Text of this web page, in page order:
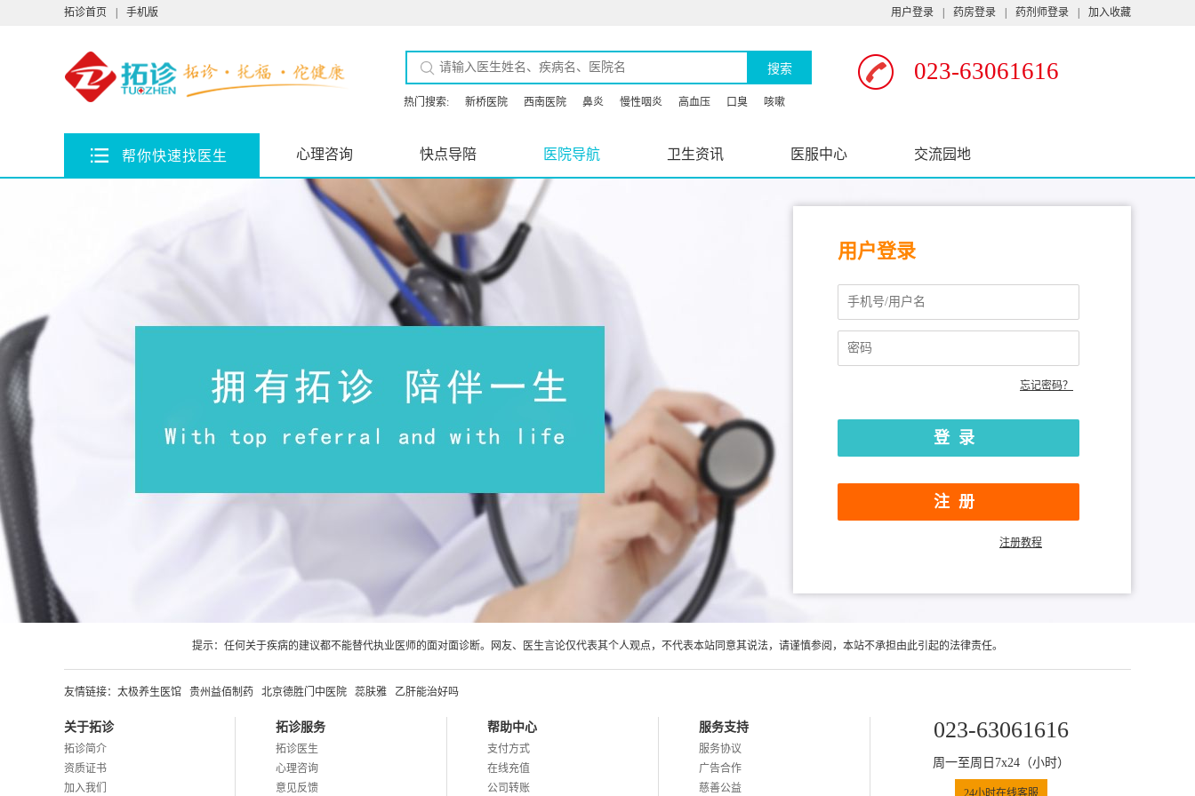
拓诊首页 手机版 用户登录 药房登录 药剂师登录 加入收藏
搜索 023-63061616
热门搜索: 新桥医院 西南医院 鼻炎 慢性咽炎 高血压 口臭 咳嗽
帮你快速找医生 心理咨询 快点导陪 医院导航 卫生资讯 医服中心 交流园地
用户登录
忘记密码？
注册
注册教程
提示：任何关于疾病的建议都不能替代执业医师的面对面诊断。网友、医生言论仅代表其个人观点，不代表本站同意其说法，请谨慎参阅，本站不承担由此引起的法律责任。
友情链接： 太极养生医馆 贵州益佰制药 北京德胜门中医院 蕊肤雅 乙肝能治好吗
关于拓诊
拓诊简介
资质证书
加入我们
拓诊服务
拓诊医生
心理咨询
意见反馈
帮助中心
支付方式
在线充值
公司转账
服务支持
服务协议
广告合作
慈善公益
023-63061616
周一至周日7x24（小时）
24小时在线客服